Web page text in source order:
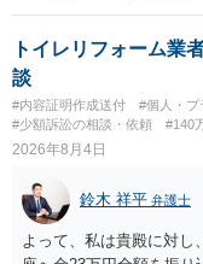
トイレリフォーム業
談
#内容証明作成送付 #個人・プ
#少額訴訟の相談・依頼
#140
2026年8月4日
鈴木 祥平 弁護士
よって、私は貴殿に対し